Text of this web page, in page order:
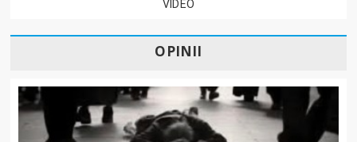
VIDEO
OPINII